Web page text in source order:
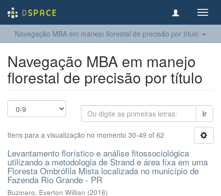
Navegação MBA em manejo florestal de precisão por título
Navegação MBA em manejo
florestal de precisão por título
Ir
Itens para a visualização no momento 30-49 of 62
Levantamento florístico e análise fitossociológica
utilizando a metodologia de Strand e área fixa em uma
Floresta Ombrófila Mista localizada no município de
Fazenda Rio Grande - PR
Buzinaro, Everton Willian (2016)